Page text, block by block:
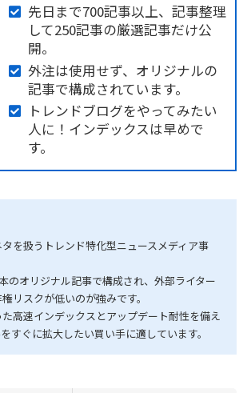
先日まで700記事以上、記事整理
して250記事の厳選記事だけ公
開。
外注は使用せず、オリジナルの
記事で構成されています。
トレンドブログをやってみたい
人に！インデックスは早めで
す。
を扱うトレンド特化型ニュースメディア事
のオリジナル記事で構成され、外部ライター
リスクが低いのが強みです。
高速インデックスとアップデート耐性を備え
すぐに拡大したい買い手に適しています。